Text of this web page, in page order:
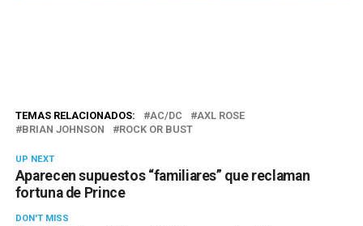
TEMAS RELACIONADOS: AC/DC
AXL ROSE
BRIAN JOHNSON
ROCK OR BUST
UP NEXT
Aparecen supuestos “familiares” que reclaman
fortuna de Prince
DON'T MISS